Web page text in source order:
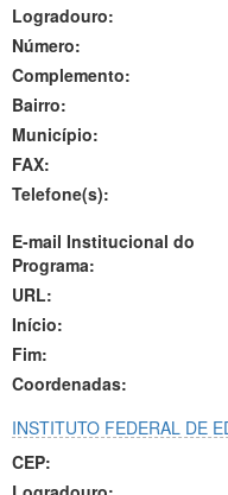
Logradouro:
Número:
Complemento:
Bairro:
Município:
FAX:
Telefone(s):
E-mail Institucional do
Programa:
URL:
Início:
Fim:
Coordenadas:
INSTITUTO FEDERAL DE
CEP: